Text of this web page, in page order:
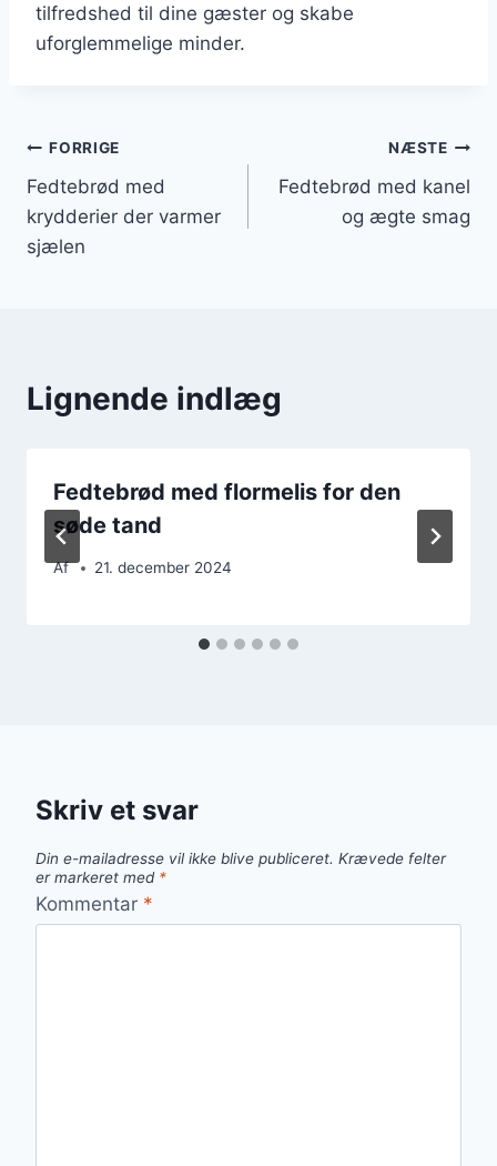
tilfredshed til dine gæster og skabe
uforglemmelige minder.
Indlægsnavigation
FORRIGE
Fedtebrød med
krydderier der varmer
sjælen
NÆSTE
Fedtebrød med kanel
og ægte smag
Lignende indlæg
Fedtebrød med flormelis for den
søde tand
Af 21. december 2024
Skriv et svar
Din e-mailadresse vil ikke blive publiceret. Krævede felter
er markeret med *
Kommentar *